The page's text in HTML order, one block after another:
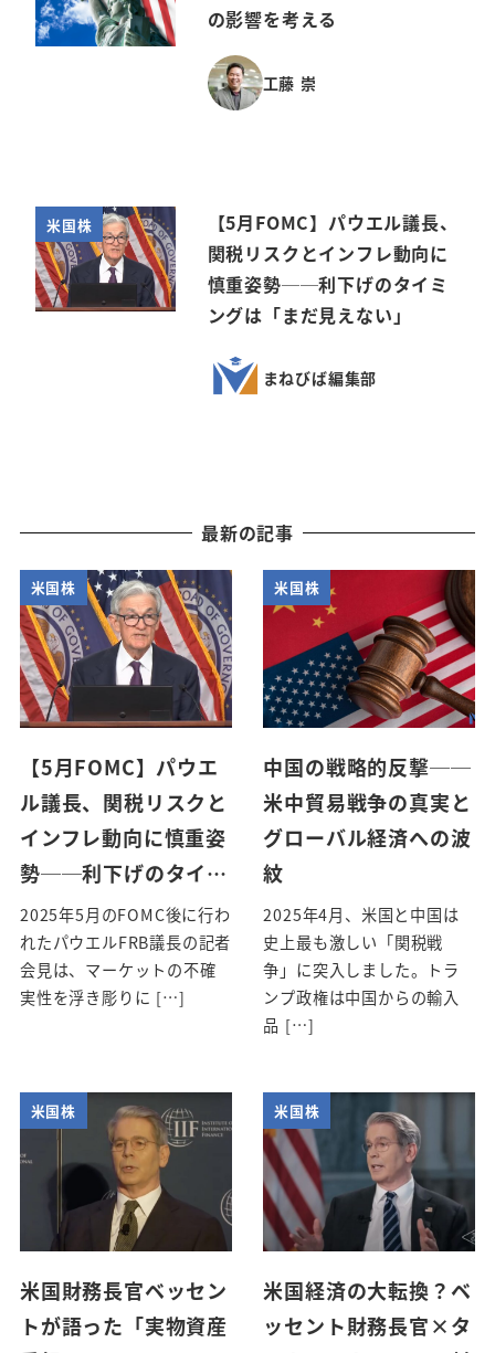
の影響を考える
工藤 崇
米国株
【5月FOMC】パウエル議長、
関税リスクとインフレ動向に
慎重姿勢──利下げのタイミ
ングは「まだ見えない」
まねびば編集部
最新の記事
米国株
【5月FOMC】パウエ
ル議長、関税リスクと
インフレ動向に慎重姿
勢──利下げのタイ…
2025年5月のFOMC後に行わ
れたパウエルFRB議長の記者
会見は、マーケットの不確
実性を浮き彫りに […]
米国株
中国の戦略的反撃──
米中貿易戦争の真実と
グローバル経済への波
紋
2025年4月、米国と中国は
史上最も激しい「関税戦
争」に突入しました。トラ
ンプ政権は中国からの輸入
品 […]
米国株
米国財務長官ベッセン
トが語った「実物資産
米国株
米国経済の大転換？ベ
ッセント財務長官×タ